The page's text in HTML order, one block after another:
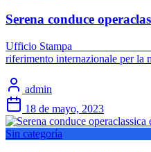
Serena conduce
Ufficio Stampa
riferimento internazionale per
admin
18 de mayo, 2023
Sin categoría